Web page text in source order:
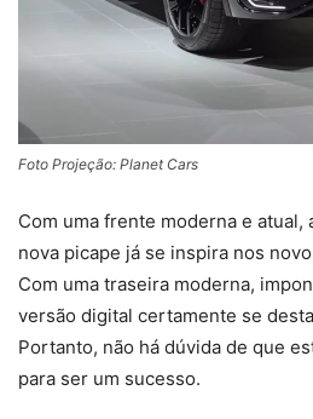
Foto Projeção: Planet Cars
Com uma frente moderna e atual,
nova picape já se inspira nos
Com uma traseira moderna,
versão digital certamente se
Portanto, não há dúvida de que
para ser um sucesso.